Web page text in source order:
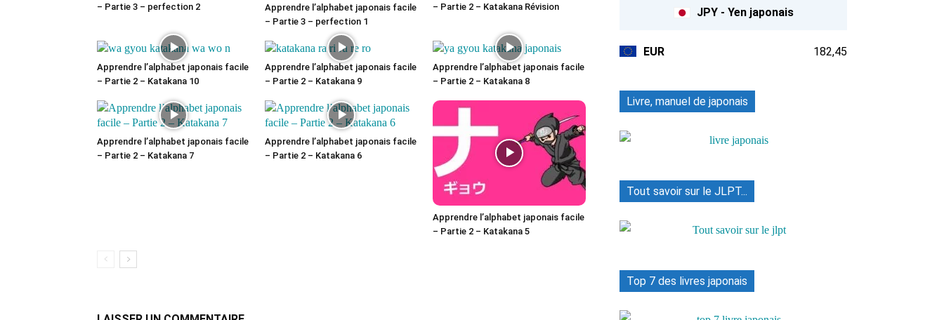
– Partie 3 – perfection 2
Apprendre l’alphabet japonais facile
– Partie 3 – perfection 1
– Partie 2 – Katakana Révision
Apprendre l’alphabet japonais facile
– Partie 2 – Katakana 10
Apprendre l’alphabet japonais facile
– Partie 2 – Katakana 9
Apprendre l’alphabet japonais facile
– Partie 2 – Katakana 8
Apprendre l’alphabet japonais facile
– Partie 2 – Katakana 7
Apprendre l’alphabet japonais facile
– Partie 2 – Katakana 6
Apprendre l’alphabet japonais facile
– Partie 2 – Katakana 5
JPY - Yen japonais
EUR 182,45
Livre, manuel de japonais
Tout savoir sur le JLPT...
Top 7 des livres japonais